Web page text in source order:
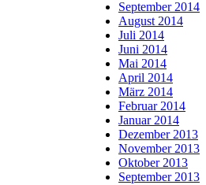
September 2014
August 2014
Juli 2014
Juni 2014
Mai 2014
April 2014
März 2014
Februar 2014
Januar 2014
Dezember 2013
November 2013
Oktober 2013
September 2013